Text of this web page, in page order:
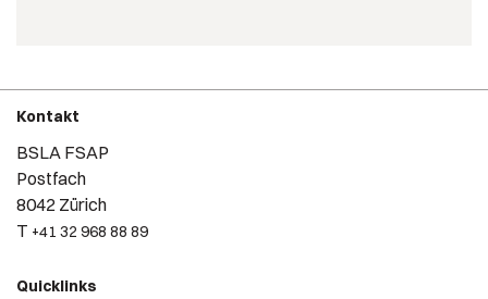
Kontakt
BSLA FSAP
Postfach
8042 Zürich
T +41 32 968 88 89
Quicklinks